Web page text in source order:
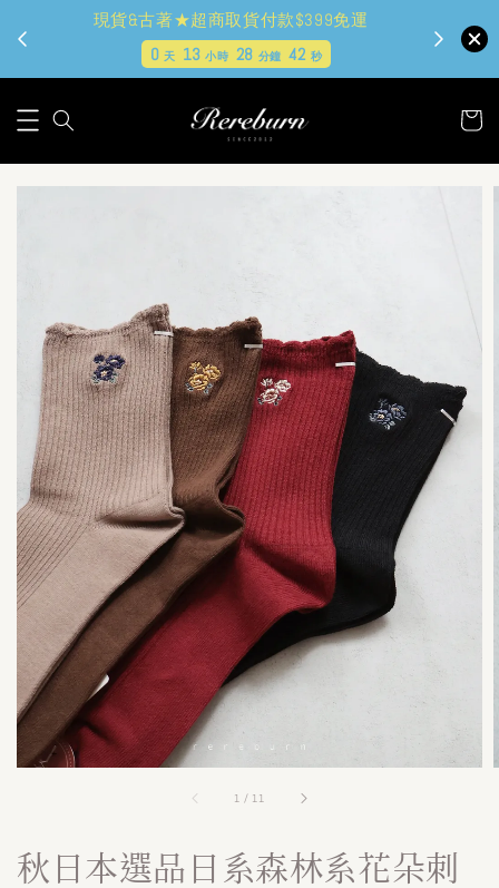
✿夏日好心情✿全站2件9折
0 天 13 小時 28 分鐘 40秒
1 / 11
秋日本選品日系森林系花朵刺